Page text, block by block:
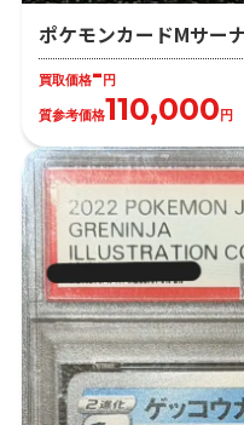
ポケモンカードMサー
買取価格- 円
質参考価格110,000 円